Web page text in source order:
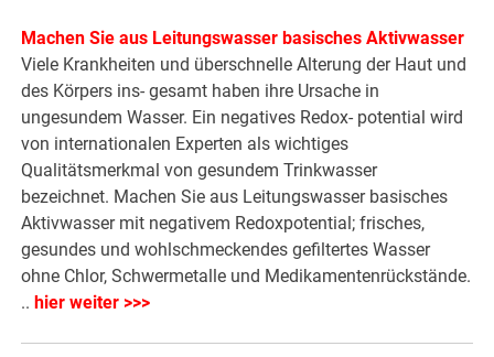
Machen Sie aus Leitungswasser basisches Aktivwasser
Viele Krankheiten und überschnelle Alterung der Haut und
des Körpers ins- gesamt haben ihre Ursache in
ungesundem Wasser. Ein negatives Redox- potential wird
von internationalen Experten als wichtiges
Qualitätsmerkmal von gesundem Trinkwasser
bezeichnet. Machen Sie aus Leitungswasser basisches
Aktivwasser mit negativem Redoxpotential; frisches,
gesundes und wohlschmeckendes gefiltertes Wasser
ohne Chlor, Schwermetalle und Medikamentenrückstände.
.. hier weiter >>>